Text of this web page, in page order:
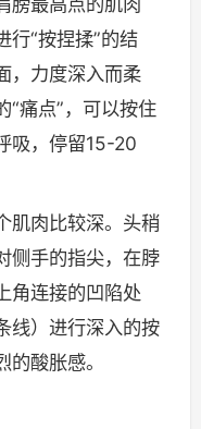
行“按捏揉”的结
，力度深入而柔
“痛点”，可以按住
吸，停留15-20
肌肉比较深。头稍
侧手的指尖，在脖
角连接的凹陷处
线）进行深入的按
酸胀感。